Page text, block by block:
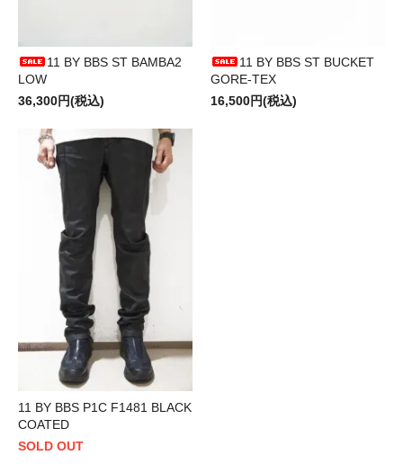
11 BY BBS ST BAMBA2
LOW
36,300円(税込)
11 BY BBS ST BUCKET
GORE-TEX
16,500円(税込)
11 BY BBS P1C F1481 BLACK
COATED
SOLD OUT